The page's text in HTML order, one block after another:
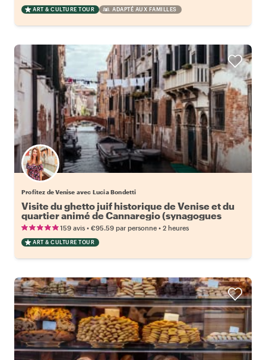
ART & CULTURE TOUR ADAPTÉ AUX FAMILLES
Profitez de Venise avec Lucia Bondetti
Visite du ghetto juif historique de Venise et du
quartier animé de Cannaregio (synagogues
supplémentaires)
159 avis • €95.59 par personne • 2 heures
ART & CULTURE TOUR